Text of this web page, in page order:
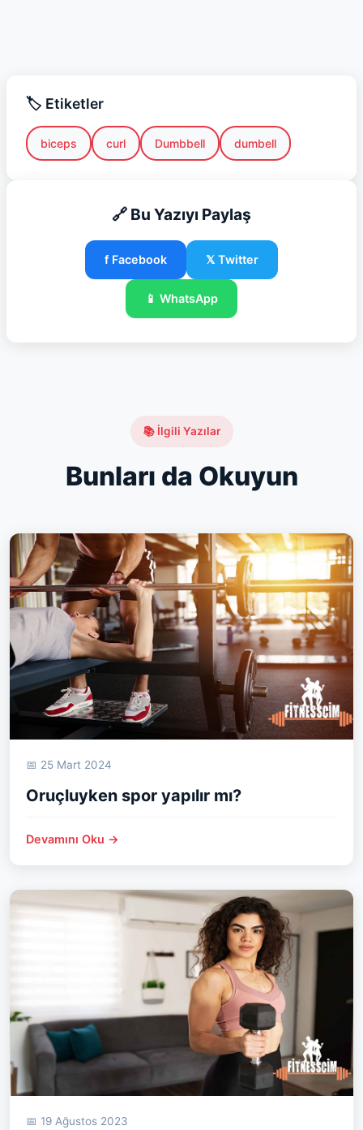
🏷️ Etiketler
biceps curl Dumbbell dumbell
🔗 Bu Yazıyı Paylaş
f Facebook 𝕏 Twitter
📱 WhatsApp
📚 İlgili Yazılar
Bunları da Okuyun
📅 25 Mart 2024
Oruçluyken spor yapılır mı?
Devamını Oku →
📅 19 Ağustos 2023